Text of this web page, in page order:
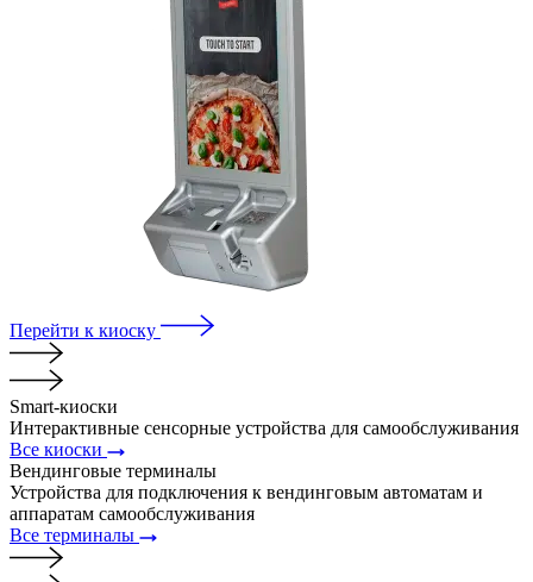
Перейти к киоску
Smart-киоски
Интерактивные сенсорные устройства для самообслуживания
Все киоски
Вендинговые терминалы
Устройства для подключения к вендинговым автоматам и
аппаратам самообслуживания
Все терминалы